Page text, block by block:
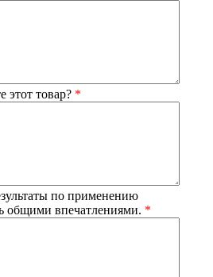
этот товар? *
по применению
общими впечатлениями. *